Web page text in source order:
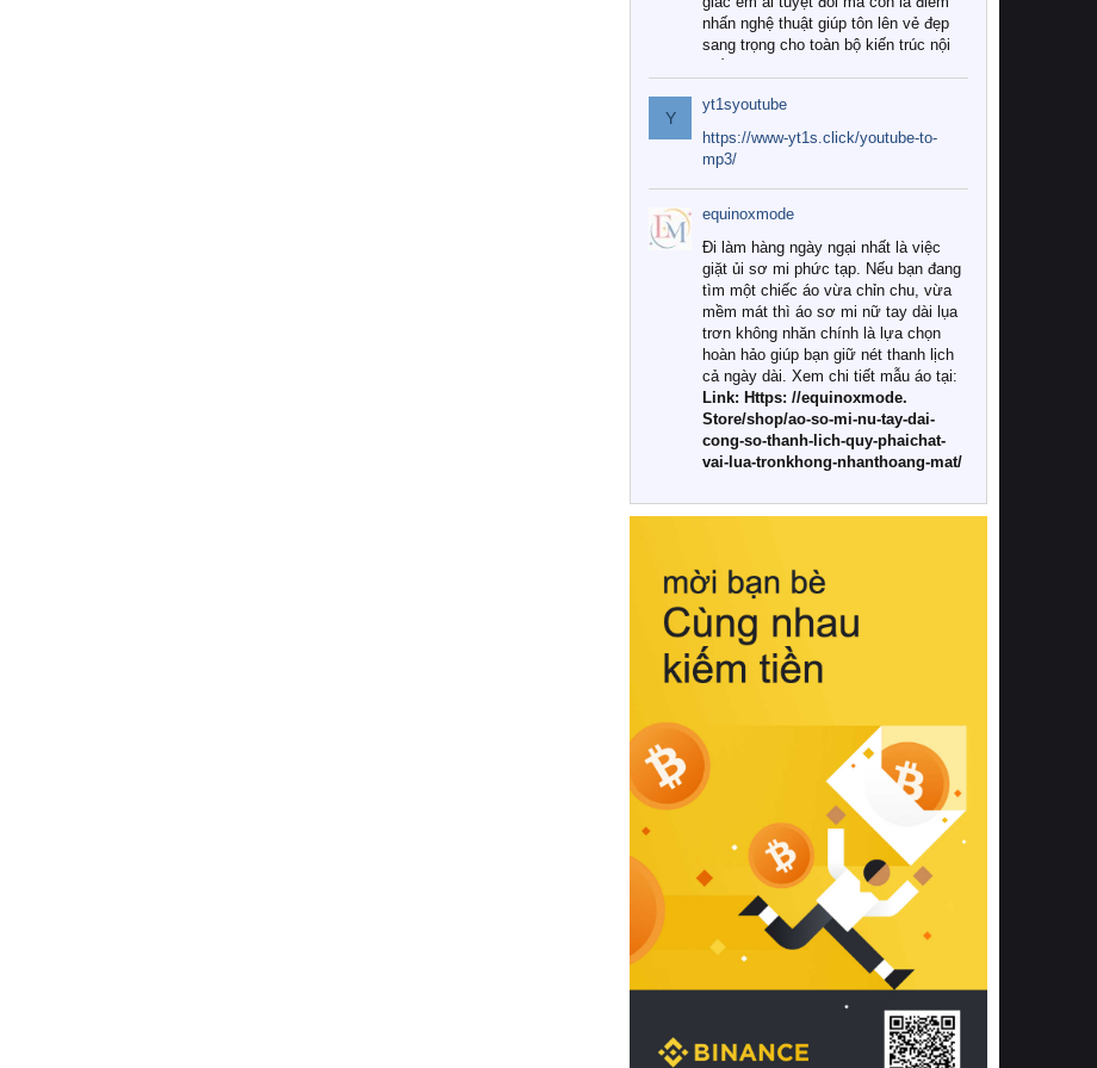
nhấn nghệ thuật giúp tôn lên vẻ đẹp
sang trọng cho toàn bộ kiến trúc nội
Tuy nhiên, giữa thị trường đa dạng
với vô vàn thương hiệu và mẫu mã
như hiện nay, làm thế nào để chọn
được những bộ chăn ga gối đệm cao
cấp thực sự chất lượng, phù hợp với
khí hậu và nhu cầu sử dụng của gia
đình? Hãy cùng chúng tôi đi tìm lời
giải đáp chi tiết qua bài viết dưới đây.
1. Tại sao các gia đình hiện đại lại ưa
chuộng chăn ga gối đệm cao cấp?
Khác với các dòng sản phẩm thông
thường, những bộ chăn ga gối đệm
cao cấp trải qua quy trình sản xuất
nghiêm ngặt từ khâu chọn lọc nguyên
liệu tự nhiên đến công nghệ dệt
nhuộm hiện đại không chứa hóa chất
này, bạn sẽ cảm nhận rõ rệt sự khác
hồi chuẩn xác của phần đệm nâng đỡ
cột sống.
Bên cạnh đó, việc lựa chọn các dòng
sản phẩm đạt chuẩn chất lượng quốc
tế còn giúp ngăn ngừa tình trạng kích
khuẩn và nấm mốc trong điều kiện
thời tiết nóng ẩm. Bạn có thể tìm hiểu
thêm các nghiên cứu khoa học về tác
động của giấc ngủ và môi trường
phòng ngủ đối với sức khỏe con
người tại Sleep Foundation (External
Link) để có cái nhìn toàn diện hơn.
2. Các tiêu chí vàng khi lựa chọn
chăn ga gối đệm cao cấp cho phòng
ngủ
Để sở hữu một bộ chăn ga gối đệm
cao cấp hoàn hảo cả về thẩm mỹ lẫn
công năng, người tiêu dùng cần cân
nhắc kỹ lưỡng các tiêu chí quan trọng
Y
yt1syoutube
https://www-yt1s.click/youtube-to-
mp3/
equinoxmode
Đi làm hàng ngày ngại nhất là việc
giặt ủi sơ mi phức tạp. Nếu bạn đang
tìm một chiếc áo vừa chỉn chu, vừa
mềm mát thì áo sơ mi nữ tay dài lụa
trơn không nhăn chính là lựa chọn
hoàn hảo giúp bạn giữ nét thanh lịch
cả ngày dài. Xem chi tiết mẫu áo tại:
Link: Https: //equinoxmode.
Store/shop/ao-so-mi-nu-tay-dai-
cong-so-thanh-lich-quy-phaichat-
vai-lua-tronkhong-nhanthoang-mat/